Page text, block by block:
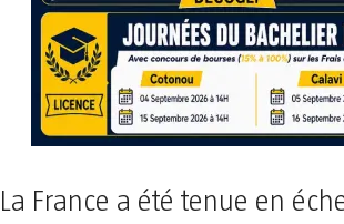
La France a été tenue en